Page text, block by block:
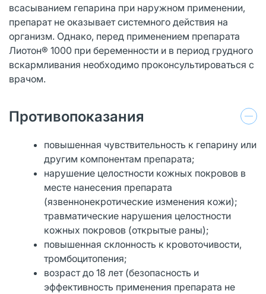
всасыванием гепарина при наружном применении,
препарат не оказывает системного действия на
организм. Однако, перед применением препарата
Лиотон® 1000 при беременности и в период грудного
вскармливания необходимо проконсультироваться с
врачом.
Противопоказания
повышенная чувствительность к гепарину или
другим компонентам препарата;
нарушение целостности кожных покровов в
месте нанесения препарата
(язвеннонекротические изменения кожи);
травматические нарушения целостности
кожных покровов (открытые раны);
повышенная склонность к кровоточивости,
тромбоцитопения;
возраст до 18 лет (безопасность и
эффективность применения препарата не